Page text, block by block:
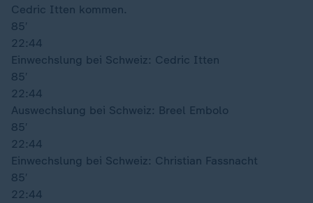
Cedric Itten kommen.
85′
22:44
Einwechslung bei Schweiz: Cedric Itten
85′
22:44
Auswechslung bei Schweiz: Breel Embolo
85′
22:44
Einwechslung bei Schweiz: Christian Fassnacht
85′
22:44